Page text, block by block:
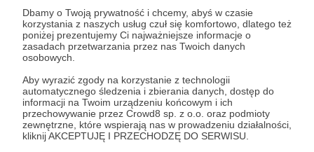
Dbamy o Twoją prywatność i chcemy, abyś w czasie
korzystania z naszych usług czuł się komfortowo, dlatego też
poniżej prezentujemy Ci najważniejsze informacje o
zasadach przetwarzania przez nas Twoich danych
osobowych.
Aby wyrazić zgody na korzystanie z technologii
automatycznego śledzenia i zbierania danych, dostęp do
informacji na Twoim urządzeniu końcowym i ich
przechowywanie przez Crowd8 sp. z o.o. oraz podmioty
zewnętrzne, które wspierają nas w prowadzeniu działalności,
kliknij AKCEPTUJĘ I PRZECHODZĘ DO SERWISU.
jest po przekazaniu podpisanego formularza "Zgodna na
założenie konta przez osobę niepełnoletnią", formularz
dostępny jest na stronie regulaminu Patronite.pl.